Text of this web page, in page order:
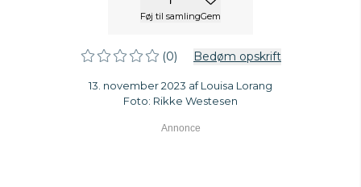
Føj til samlingGem
(0) Bedøm opskrift
13. november 2023 af Louisa Lorang
Foto: Rikke Westesen